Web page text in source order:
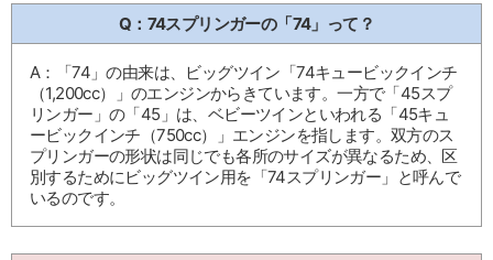
Q：74スプリンガーの「74」って？
A：「74」の由来は、ビッグツイン「74キュービックインチ
（1,200cc）」のエンジンからきています。一方で「45スプ
リンガー」の「45」は、ベビーツインといわれる「45キュ
ービックインチ（750cc）」エンジンを指します。双方のス
プリンガーの形状は同じでも各所のサイズが異なるため、区
別するためにビッグツイン用を「74スプリンガー」と呼んで
いるのです。